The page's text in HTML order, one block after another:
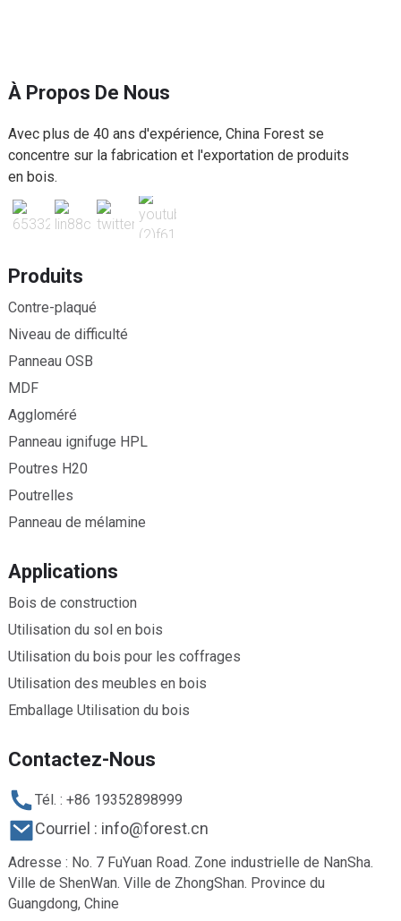
À Propos De Nous
Avec plus de 40 ans d'expérience, China Forest se
concentre sur la fabrication et l'exportation de produits
en bois.
Produits
Contre-plaqué
Niveau de difficulté
Panneau OSB
MDF
Aggloméré
Panneau ignifuge HPL
Poutres H20
Poutrelles
Panneau de mélamine
Applications
Bois de construction
Utilisation du sol en bois
Utilisation du bois pour les coffrages
Utilisation des meubles en bois
Emballage Utilisation du bois
Contactez-Nous
Tél. : +86 19352898999
Courriel : info@forest.cn
Adresse : No. 7 FuYuan Road. Zone industrielle de NanSha.
Ville de ShenWan. Ville de ZhongShan. Province du
Guangdong, Chine